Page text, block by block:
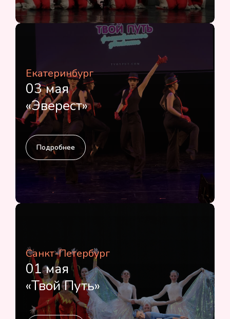
Екатеринбург
03 мая
«Эверест»
Подробнее
Санкт-Петербург
01 мая
«Твой Путь»